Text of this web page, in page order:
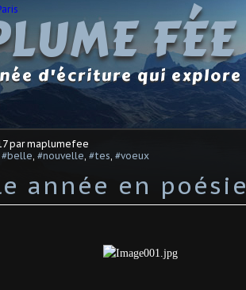
d'écriture qui
par maplumefee
#belle #nouvelle #tes #voeux
année en